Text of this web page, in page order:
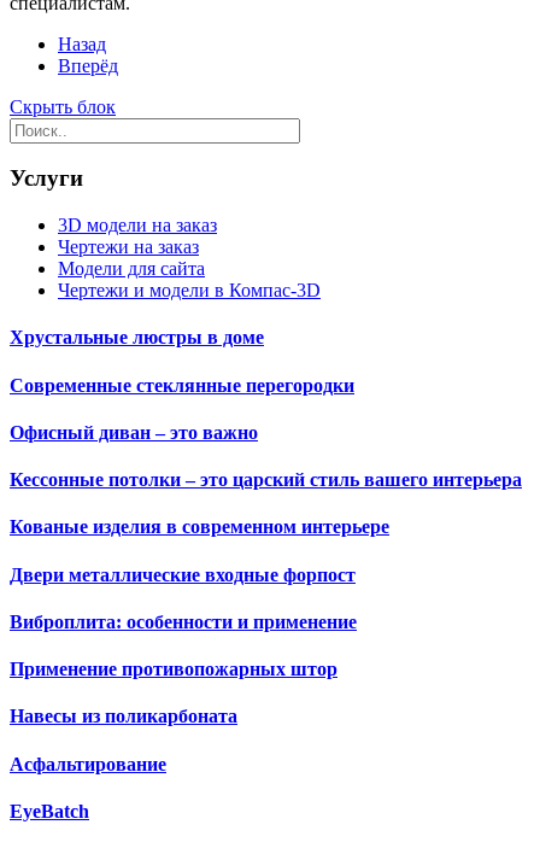
Назад
Вперёд
Скрыть блок
Услуги
3D модели на заказ
Чертежи на заказ
Модели для сайта
Чертежи и модели в Компас-3D
Хрустальные люстры в доме
Современные стеклянные перегородки
Офисный диван – это важно
Кессонные потолки – это царский стиль вашего интерьера
Кованые изделия в современном интерьере
Двери металлические входные форпост
Виброплита: особенности и применение
Применение противопожарных штор
Навесы из поликарбоната
Асфальтирование
EyeBatch